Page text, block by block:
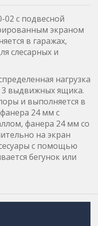
02 с подвесной
экраном
в гаражах,
слесарных и
нагрузка
3 выдвижных ящика.
и выполняется в
24 мм с
фанера 24 мм со
на экран
с помощью
бегунок или